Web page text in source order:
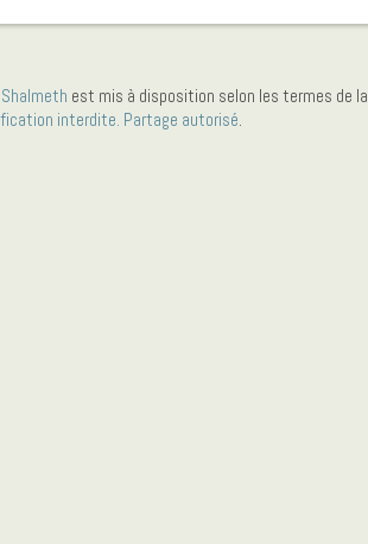
Shalmeth est mis à disposition selon les termes de la
interdite. Partage autorisé